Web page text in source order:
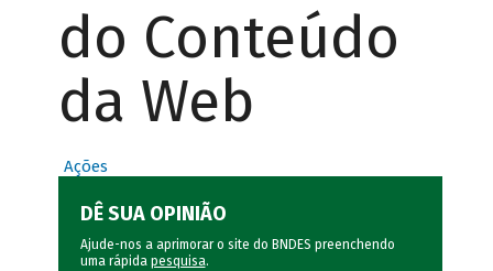
do Conteúdo
da Web
Ações
DÊ SUA OPINIÃO
Ajude-nos a aprimorar o site do BNDES preenchendo
uma rápida pesquisa.